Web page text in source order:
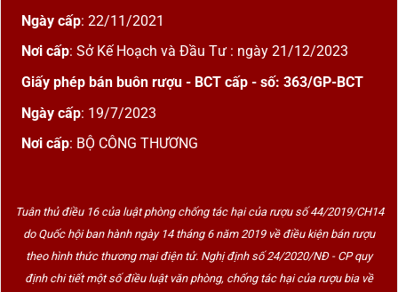
Ngày cấp: 22/11/2021
Nơi cấp: Sở Kế Hoạch và Đầu Tư : ngày 21/12/2023
Giấy phép bán buôn rượu - BCT cấp - số: 363/GP-BCT
Ngày cấp: 19/7/2023
Nơi cấp: BỘ CÔNG THƯƠNG
Tuân thủ điều 16 của luật phòng chống tác hại của rượu số 44/2019/CH14
do Quốc hội ban hành ngày 14 tháng 6 năm 2019 về điều kiện bán rượu
theo hình thức thương mại điện tử. Nghị định số 24/2020/NĐ - CP quy
định chi tiết một số điều luật văn phòng, chống tác hại của rượu bia về